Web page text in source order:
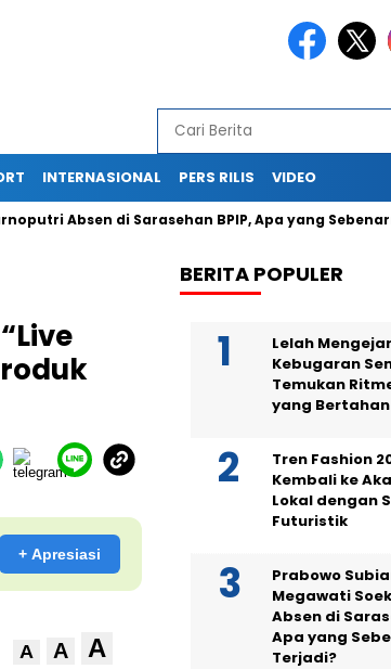
INTERNASIONAL PERS RILIS VIDEO
Absen di Sarasehan BPIP, Apa yang Sebenarnya
+ Apresiasi
A A A
BERITA POPULER
Lelah Mengejar
Kebugaran
Temukan
yang
Tren Fashion
Kembali ke
Lokal dengan
Futuristik
Prabowo
Megawati
Absen di
Apa yang
Terjadi?